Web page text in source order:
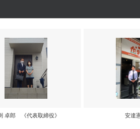
卓郎 《代表取締役》 安達